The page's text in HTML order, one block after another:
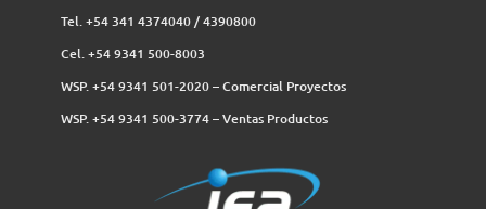
Tel. +54 341 4374040 / 4390800
Cel. +54 9341 500-8003
WSP. +54 9341 501-2020 – Comercial Proyectos
WSP. +54 9341 500-3774‬ – Ventas Productos